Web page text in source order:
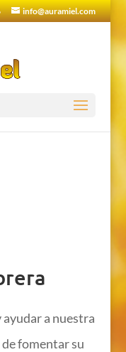
info@auramiel.com
a nuestra
fomentar su